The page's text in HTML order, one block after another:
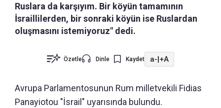
Ruslara da karşıyım. Bir köyün tamamının
İsraillilerden, bir sonraki köyün ise Ruslardan
oluşmasını istemiyoruz" dedi.
Özetle Dinle Kaydet a-|+A
Avrupa Parlamentosunun Rum milletvekili Fidias
Panayiotou "İsrail" uyarısında bulundu.